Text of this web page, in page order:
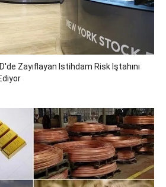
Zayıflayan Istihdam Risk Iştahını